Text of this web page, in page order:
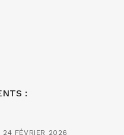
:
24 FÉVRIER 2026